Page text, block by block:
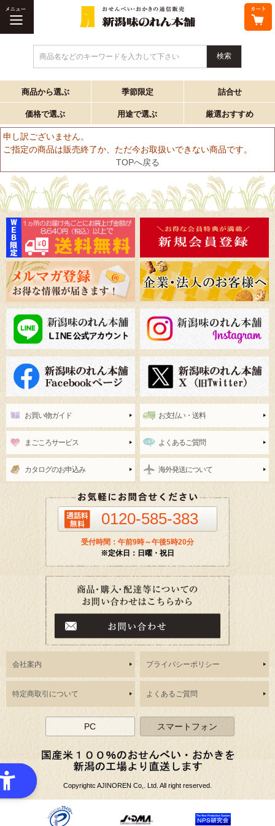
商品名などのキーワードを入力して下さい
商品から選ぶ 季節限定 詰合せ
価格で選ぶ 用途で選ぶ 厳選おすすめ
申し訳ございません。
ご指定の商品は販売終了か、ただ今お取扱いできない商品です。
TOPへ戻る
お買い物ガイド お支払い・送料
まごころサービス よくあるご質問
カタログのお申込み 海外発送について
0120-585-383
受付時間：午前9時～午後5時20分
※定休日：日曜・祝日
会社案内 プライバシーポリシー
特定商取引について よくあるご質問
PC スマートフォン
Copyrightc AJINOREN Co,. Ltd. All right reserved.